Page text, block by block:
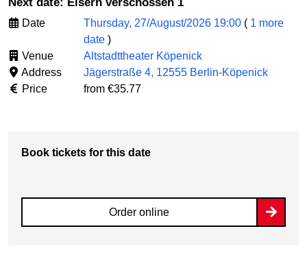
Date Thursday, 27/August/2026 19:00 ( 1 more
date )
Venue
Altstadttheater Köpenick
Address
Jägerstraße 4, 12555 Berlin-Köpenick
Price
from €35.77
Book tickets for this date
Order online